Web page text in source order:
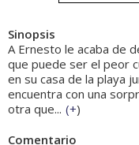
Sinopsis
A Ernesto le acaba de
que puede ser el peor
en su casa de la playa
encuentra con una
otra que... (+)
Comentario